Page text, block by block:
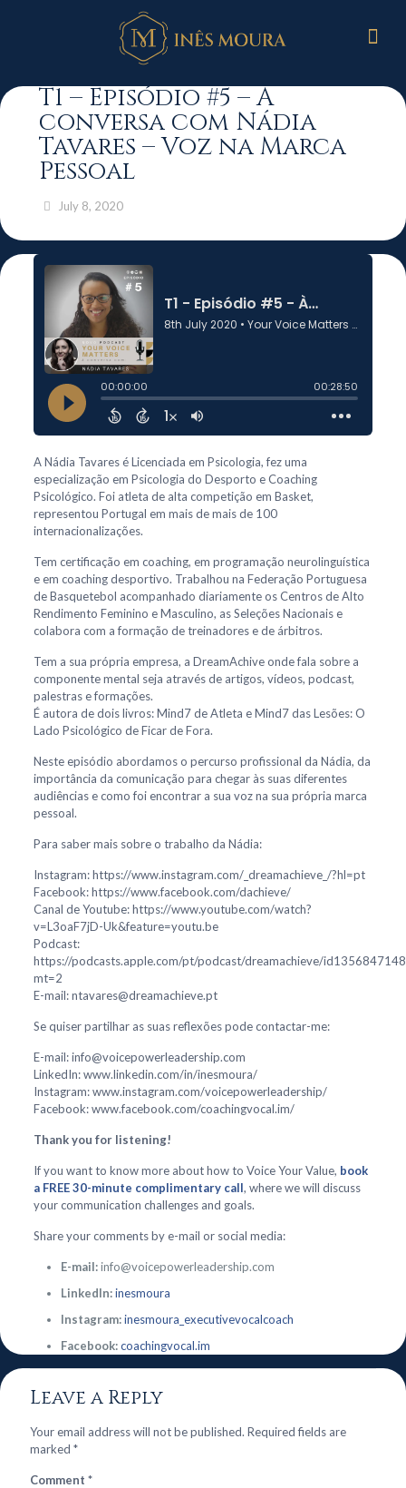
T1 – Episódio #5 – À
conversa com Nádia
Tavares – Voz na Marca
Pessoal
July 8, 2020
A Nádia Tavares é Licenciada em Psicologia, fez uma
especialização em Psicologia do Desporto e Coaching
Psicológico. Foi atleta de alta competição em Basket,
representou Portugal em mais de mais de 100
internacionalizações.
Tem certificação em coaching, em programação neurolinguística
e em coaching desportivo. Trabalhou na Federação Portuguesa
de Basquetebol acompanhado diariamente os Centros de Alto
Rendimento Feminino e Masculino, as Seleções Nacionais e
colabora com a formação de treinadores e de árbitros.
Tem a sua própria empresa, a DreamAchive onde fala sobre a
componente mental seja através de artigos, vídeos, podcast,
palestras e formações.
É autora de dois livros: Mind7 de Atleta e Mind7 das Lesões: O
Lado Psicológico de Ficar de Fora.
Neste episódio abordamos o percurso profissional da Nádia, da
importância da comunicação para chegar às suas diferentes
audiências e como foi encontrar a sua voz na sua própria marca
pessoal.
Para saber mais sobre o trabalho da Nádia:
Instagram: https://www.instagram.com/_dreamachieve_/?hl=pt
Facebook: https://www.facebook.com/dachieve/
Canal de Youtube: https://www.youtube.com/watch?
v=L3oaF7jD-Uk&feature=youtu.be
Podcast:
https://podcasts.apple.com/pt/podcast/dreamachieve/
mt=2
E-mail: ntavares@dreamachieve.pt
Se quiser partilhar as suas reflexões pode contactar-me:
E-mail: info@voicepowerleadership.com
LinkedIn: www.linkedin.com/in/inesmoura/
Instagram: www.instagram.com/voicepowerleadership/
Facebook: www.facebook.com/coachingvocal.im/
Thank you for listening!
If you want to know more about how to Voice Your Value, book
a FREE 30-minute complimentary call, where we will discuss
your communication challenges and goals.
Share your comments by e-mail or social media:
E-mail:info@voicepowerleadership.com
LinkedIn:inesmoura
Instagram:inesmoura_executivevocalcoach
Facebook:coachingvocal.im
Leave a Reply
Your email address will not be published. Required fields are
marked *
Comment *